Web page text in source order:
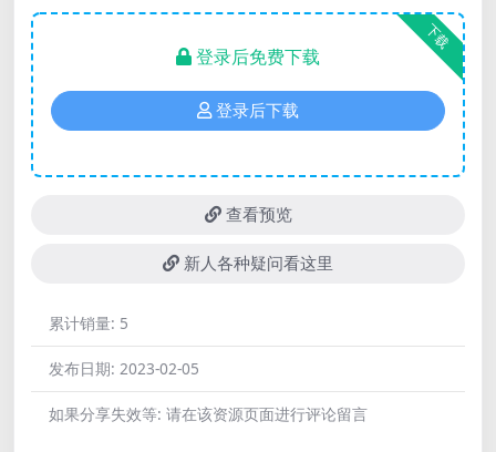
下载
登录后免费下载
登录后下载
查看预览
新人各种疑问看这里
累计销量: 5
发布日期: 2023-02-05
如果分享失效等: 请在该资源页面进行评论留言